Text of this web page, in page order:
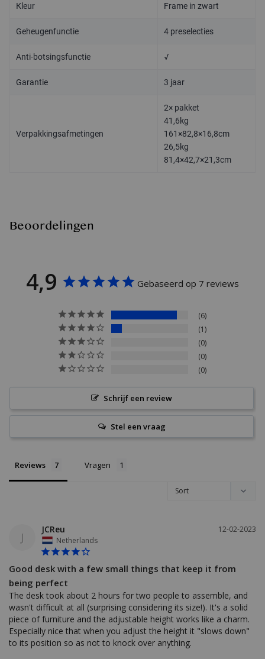
Kleur Frame in zwart
Geheugenfunctie 4 preselecties
Anti-botsingsfunctie √
Garantie 3 jaar
Verpakkingsafmetingen
2× pakket
41,6kg
161×82,8×16,8cm
26,5kg
81,4×42,7×21,3cm
Beoordelingen
4,9 Gebaseerd op 7 reviews
6
1
0
0
0
Schrijf een review
Stel een vraag
Reviews Vragen
J
12-02-2023
JCReu
Netherlands
Good desk with a few small things that keep it from
being perfect
The desk took about 2 hours for two people to assemble, and
wasn't difficult at all (surprising considering its size!). It's a solid
piece of furniture and the adjustable height works like a charm.
Especially nice that when you adjust the height it "slows down"
to its position so as not to knock over anything.